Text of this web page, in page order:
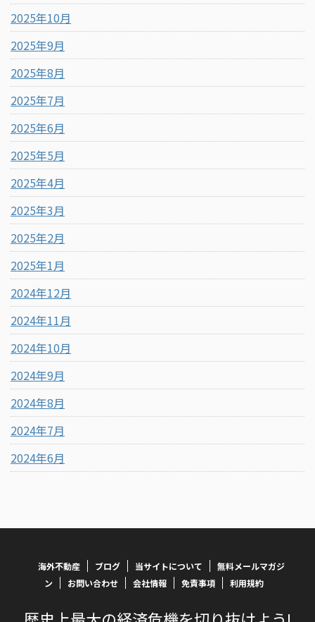
2025年10月
2025年9月
2025年8月
2025年7月
2025年6月
2025年5月
2025年4月
2025年3月
2025年2月
2025年1月
2024年12月
2024年11月
2024年10月
2024年9月
2024年8月
2024年7月
2024年6月
海外不動産 ブログ 当サイトについて
無料メールマガジ
ン
お問い合わせ 会社情報 免責事項 利用規約